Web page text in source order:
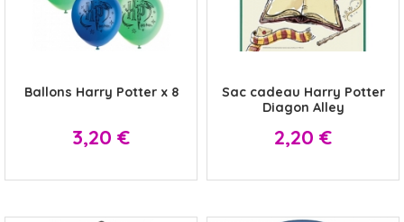
Ballons Harry Potter x 8
Prix
3,20 €
Sac cadeau Harry Potter
Diagon Alley
Prix
2,20 €